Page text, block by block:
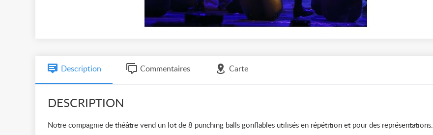
Description Commentaires Carte
DESCRIPTION
Notre compagnie de théâtre vend un lot de 8 punching balls gonflables utilisés en répétition et pour des représentations.